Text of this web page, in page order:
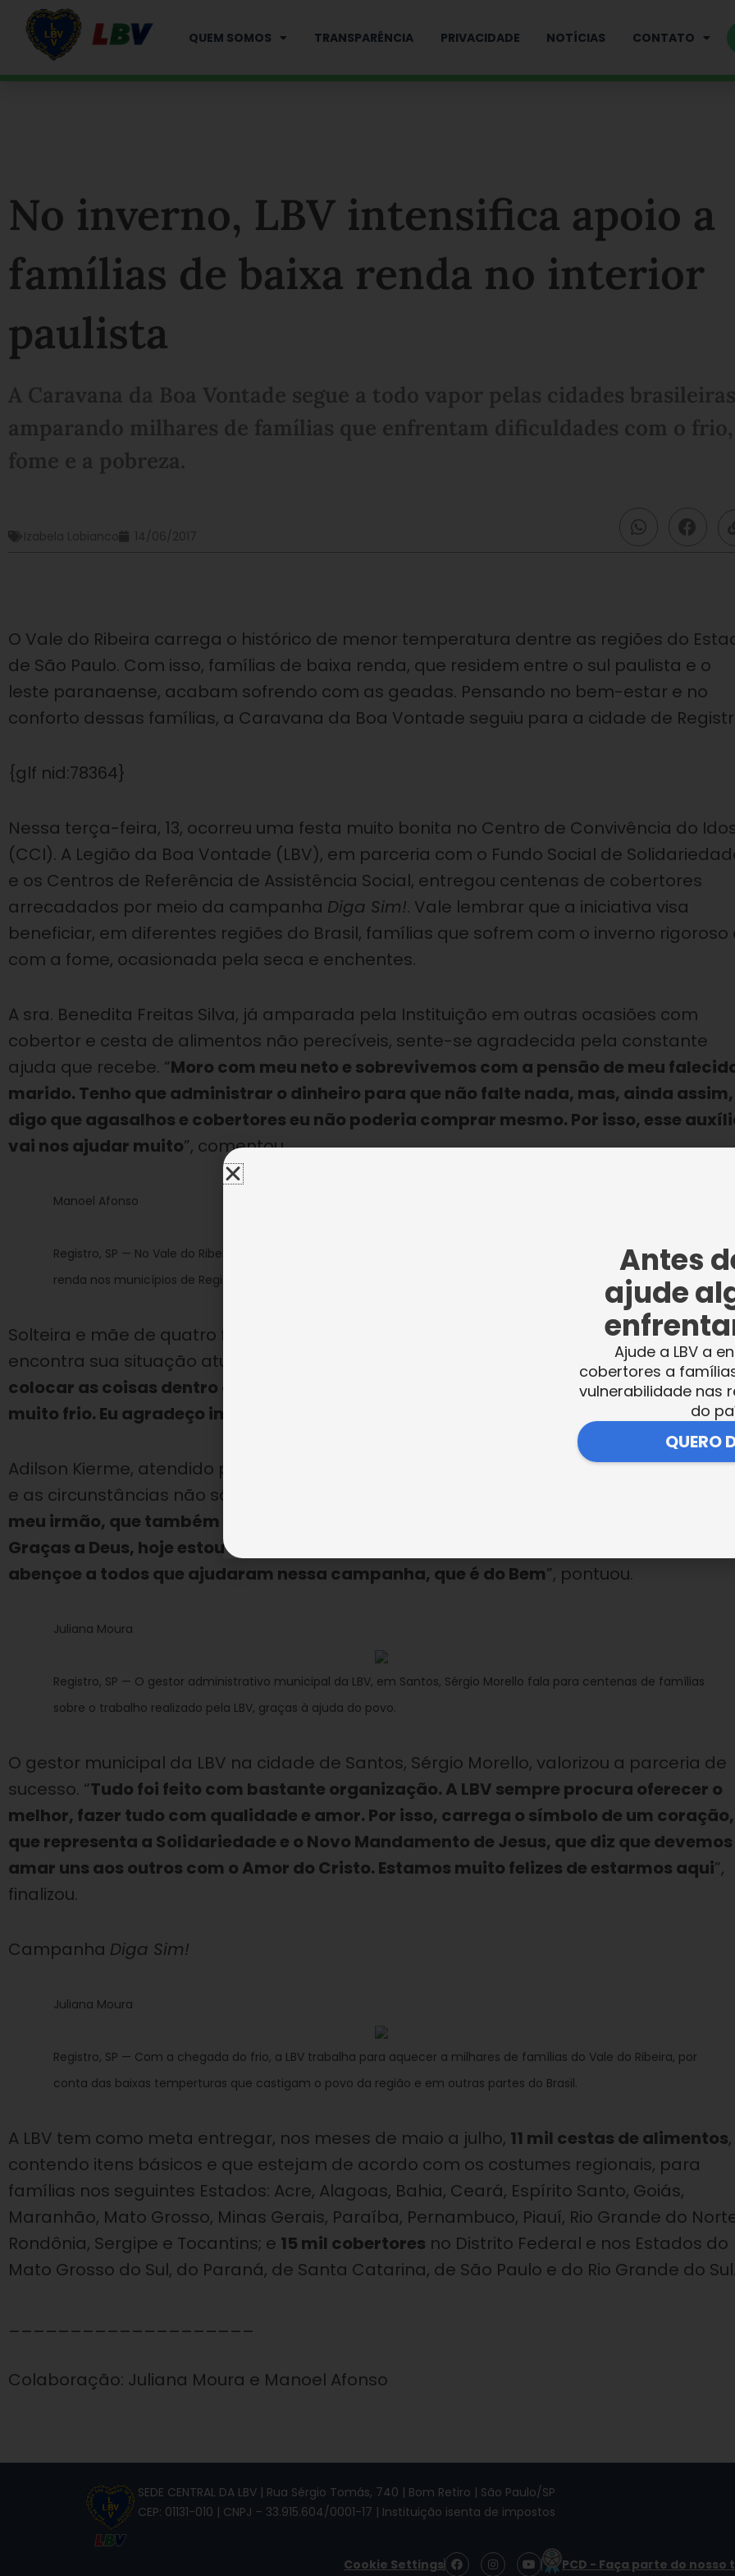
QUEM SOMOS TRANSPARÊNCIA PRIVACIDADE NOTÍCIAS CONTATO
No inverno, LBV intensifica apoio a
famílias de baixa renda no interior
paulista
A Caravana da Boa Vontade segue a todo vapor pelas cidades
amparando milhares de famílias que enfrentam dificuldades com o
fome e a pobreza.
Izabela Lobianco 14/06/2017
O Vale do Ribeira carrega o histórico de menor temperatura dentre as regiões do
de São Paulo. Com isso, famílias de baixa renda, que residem entre o sul paulista e o
leste paranaense, acabam sofrendo com as geadas. Pensando no bem-estar e no
conforto dessas famílias, a Caravana da Boa Vontade seguiu para a cidade de
{glf nid:78364}
Nessa terça-feira, 13, ocorreu uma festa muito bonita no Centro de Convivência do
(CCI). A Legião da Boa Vontade (LBV), em parceria com o Fundo Social de
e os Centros de Referência de Assistência Social, entregou centenas de cobertores
arrecadados por meio da campanha Diga Sim!. Vale lembrar que a iniciativa visa
beneficiar, em diferentes regiões do Brasil, famílias que sofrem com o inverno rigoroso
com a fome, ocasionada pela seca e enchentes.
A sra. Benedita Freitas Silva, já amparada pela Instituição em outras ocasiões com
cobertor e cesta de alimentos não perecíveis, sente-se agradecida pela constante
ajuda que recebe. “Moro com meu neto e sobrevivemos com a pensão de meu
marido. Tenho que administrar o dinheiro para que não falte nada, mas, ainda assim,
digo que agasalhos e cobertores eu não poderia comprar mesmo. Por isso, esse
vai nos ajudar muito”, comentou.
Manoel Afonso
Registro, SP — No Vale do Ribeira foram entregues 450 cobertores a famílias que vivem em situação de baixa
renda nos municípios de Registro e Juquiá.
Solteira e mãe de quatro filhos, a atendida Tatiana Cristina Ricardo contou como se
encontra sua situação atualmente. “
Péssima. Estou desempregada e a luta para
colocar as coisas dentro de casa é grande. Se não fosse o auxílio da LBV,
muito frio. Eu agradeço imensamente o amparo
Adilson Kierme, atendido pela Entidade, revelou que está desempregado há dois anos
e as circunstâncias não são as melhores. “
meu irmão, que também não trabalha, e dependemos de ajuda para levar a vida.
Graças a Deus, hoje estou levando cobertores para suportar melhor o frio. Que Deus
abençoe a todos que ajudaram nessa campanha, que é do Bem”, pontuou.
Juliana Moura
Registro, SP — O gestor administrativo municipal da LBV, em Santos, Sérgio Morello fala para centenas de famílias
sobre o trabalho realizado pela LBV, graças à ajuda do povo.
O gestor municipal da LBV na cidade de Santos, Sérgio Morello, valorizou a parceria de
sucesso. “Tudo foi feito com bastante organização. A LBV sempre procura oferecer o
melhor, fazer tudo com qualidade e amor. Por isso, carrega o símbolo de um coração,
que representa a Solidariedade e o Novo Mandamento de Jesus, que diz que devemos
amar uns aos outros com o Amor do Cristo. Estamos muito felizes de estarmos aqui”,
finalizou.
Campanha Diga Sim!
Juliana Moura
Registro, SP — Com a chegada do frio, a LBV trabalha para aquecer a milhares de famílias do Vale do Ribeira, por
conta das baixas temperturas que castigam o povo da região e em outras partes do Brasil.
A LBV tem como meta entregar, nos meses de maio a julho, 11 mil cestas de alimentos,
contendo itens básicos e que estejam de acordo com os costumes regionais, para
famílias nos seguintes Estados: Acre, Alagoas, Bahia, Ceará, Espírito Santo, Goiás,
Maranhão, Mato Grosso, Minas Gerais, Paraíba, Pernambuco, Piauí, Rio Grande do
Rondônia, Sergipe e Tocantins; e 15 mil cobertores no Distrito Federal e nos Estados do
Mato Grosso do Sul, do Paraná, de Santa Catarina, de São Paulo e do Rio Grande do Sul.
Colaboração: Juliana Moura e Manoel Afonso
SEDE CENTRAL DA LBV | Rua Sérgio Tomás, 740 | Bom Retiro | São Paulo/SP
CEP: 01131-010 | CNPJ – 33.915.604/0001-17 | Instituição isenta de impostos
Cookie Settings
F
a
I
n
Y
o
PCD - Faça parte do nosso
Antes
ajude
Ajude a LBV a
cobertores a
vulnerabilidade nas
do
QUERO